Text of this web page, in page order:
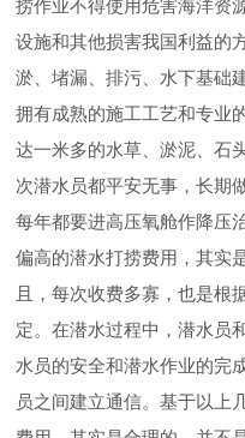
捞作业不得使用危害海洋资
设施和其他损害我国利益的
淤、堵漏、排污、水下基础
拥有成熟的施工工艺和专业
达一米多的水草、淤泥、石
次潜水员都平安无事，长期
每年都要进高压氧舱作降压
偏高的潜水打捞费用，其实
且，每次收费多寡，也是根
定。在潜水过程中，潜水员
水员的安全和潜水作业的完
员之间建立通信。基于以上